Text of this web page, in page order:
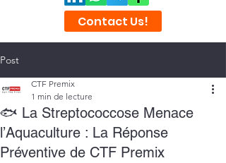
Contact Us!
Post
🐟 La Streptococcose Menace
l’Aquaculture : La Réponse
Préventive de CTF Premix
CTF Premix
1 min de lecture